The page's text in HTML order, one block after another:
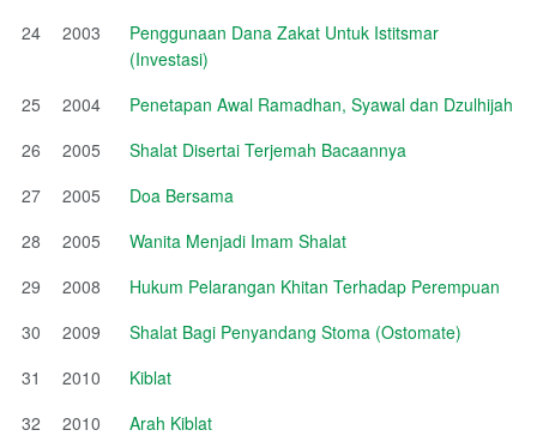
24
2003
Penggunaan Dana Zakat Untuk Istitsmar
(Investasi)
25
2004
Penetapan Awal Ramadhan, Syawal dan Dzulhijah
26
2005
Shalat Disertai Terjemah Bacaannya
27
2005
Doa Bersama
28
2005
Wanita Menjadi Imam Shalat
29
2008
Hukum Pelarangan Khitan Terhadap Perempuan
30
2009
Shalat Bagi Penyandang Stoma (Ostomate)
31
2010
Kiblat
32
2010 Arah Kiblat